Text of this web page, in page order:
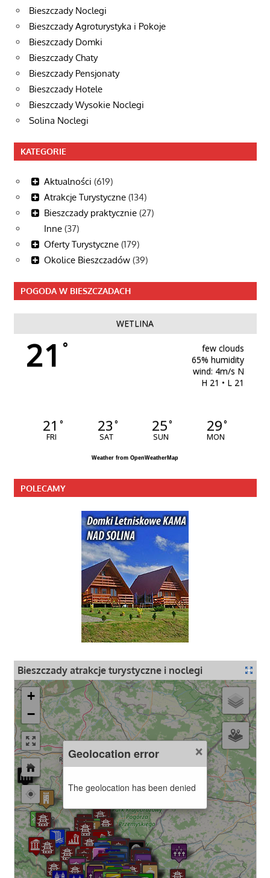
Bieszczady Noclegi
Bieszczady Agroturystyka i Pokoje
Bieszczady Domki
Bieszczady Chaty
Bieszczady Pensjonaty
Bieszczady Hotele
Bieszczady Wysokie Noclegi
Solina Noclegi
KATEGORIE
Aktualności (619)
Atrakcje Turystyczne (134)
Bieszczady praktycznie (27)
Inne (37)
Oferty Turystyczne (179)
Okolice Bieszczadów (39)
POGODA W BIESZCZADACH
WETLINA
21 °
few clouds
65% humidity
wind: 4m/s N
H 21 • L 21
21 °
FRI
23 °
SAT
25°
SUN
29°
MON
Weather from OpenWeatherMap
POLECAMY
Bieszczady atrakcje turystyczne i noclegi
+
−
×
Geolocation error
The geolocation has been denied